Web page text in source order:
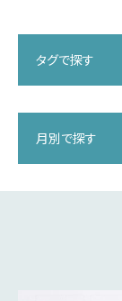
タグで探す
月別で探す